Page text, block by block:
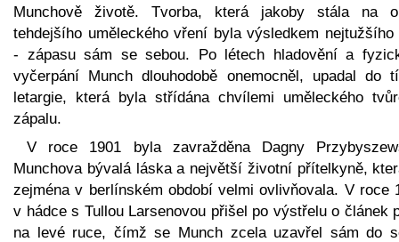
Munchově životě. Tvorba, která jakoby stála na
tehdejšího uměleckého vření byla výsledkem nejtužšího
- zápasu sám se sebou. Po létech hladovění a
vyčerpání Munch dlouhodobě onemocněl, upadal do
letargie, která byla střídána chvílemi uměleckého
zápalu.
V roce 1901 byla zavražděna Dagny
Munchova bývalá láska a největší životní přítelkyně,
zejména v berlínském období velmi ovlivňovala. V roce
v hádce s Tullou Larsenovou přišel po výstřelu o článek
na levé ruce, čímž se Munch zcela uzavřel sám do